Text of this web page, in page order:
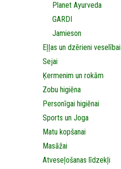
Planet Ayurveda
GARDI
Jamieson
Eļļas un dzērieni veselībai
Sejai
Ķermenim un rokām
Zobu higiēna
Personīgai higiēnai
Sports un Joga
Matu kopšanai
Masāžai
Аtveseļošanas līdzekļi